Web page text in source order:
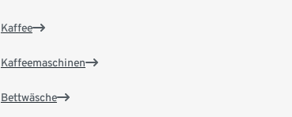
Kaffee
Kaffeemaschinen
Bettwäsche